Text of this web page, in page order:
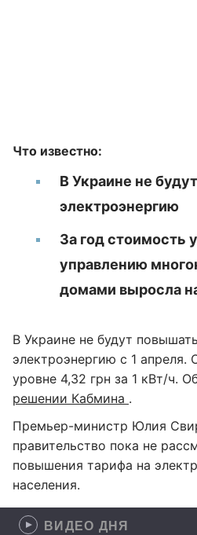
Что известно:
В Украине не
электроэнергию
За год стоимость
управлению
домами выросла
В Украине не будут
электроэнергию с 1 апреля.
уровне 4,32 грн за 1 кВт/ч.
решении Кабмина .
Премьер-министр Юлия
правительство пока не
повышения тарифа на
населения.
ВИДЕО ДНЯ